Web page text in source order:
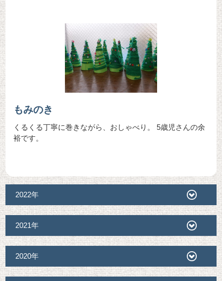
もみのき
くるくる丁寧に巻きながら、おしゃべり。 5歳児さんの余
裕です。
2022年
2021年
2020年